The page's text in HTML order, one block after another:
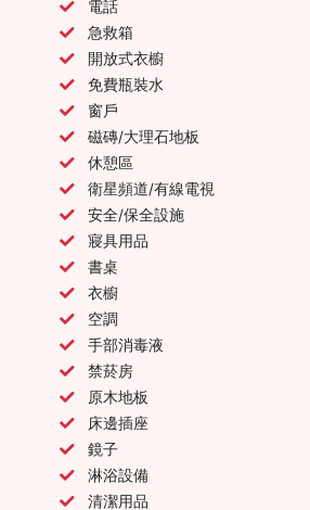
電話
急救箱
開放式衣櫥
免費瓶裝水
窗戶
磁磚/大理石地板
休憩區
衛星頻道/有線電視
安全/保全設施
寢具用品
書桌
衣櫥
空調
手部消毒液
禁菸房
原木地板
床邊插座
鏡子
淋浴設備
清潔用品